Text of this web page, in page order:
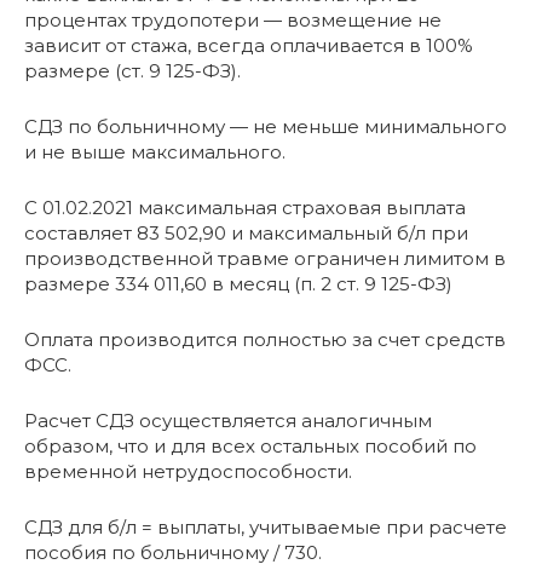
процентах трудопотери — возмещение не
зависит от стажа, всегда оплачивается в 100%
размере (ст. 9 125-ФЗ).
СДЗ по больничному — не меньше минимального
и не выше максимального.
С 01.02.2021 максимальная страховая выплата
составляет 83 502,90 и максимальный б/л при
производственной травме ограничен лимитом в
размере 334 011,60 в месяц (п. 2 ст. 9 125-ФЗ)
Оплата производится полностью за счет средств
ФСС.
Расчет СДЗ осуществляется аналогичным
образом, что и для всех остальных пособий по
временной нетрудоспособности.
СДЗ для б/л = выплаты, учитываемые при расчете
пособия по больничному / 730.